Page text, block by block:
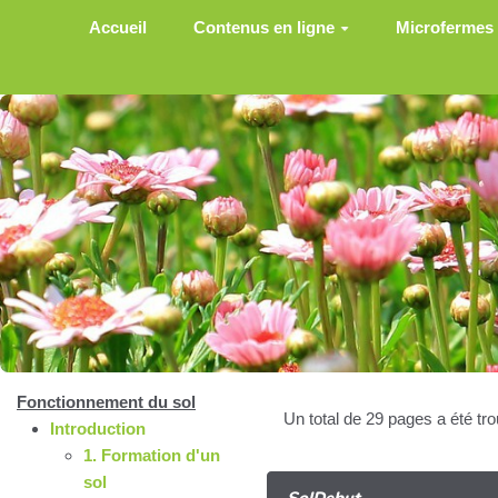
Aller au contenu principal
Accueil Contenus en ligne Microfermes
Fonctionnement du sol
Introduction
1. Formation d'un
sol
Un total de 29 pages a été